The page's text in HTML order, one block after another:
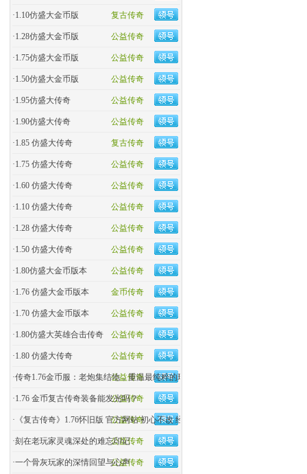
复古传奇
·1.10仿盛大金币版
公益传奇
·1.28仿盛大金币版
公益传奇
·1.75仿盛大金币版
公益传奇
·1.50仿盛大金币版
公益传奇
·1.95仿盛大传奇
公益传奇
·1.90仿盛大传奇
复古传奇
·1.85 仿盛大传奇
公益传奇
·1.75 仿盛大传奇
公益传奇
·1.60 仿盛大传奇
公益传奇
·1.10 仿盛大传奇
公益传奇
·1.28 仿盛大传奇
公益传奇
·1.50 仿盛大传奇
公益传奇
·1.80仿盛大金币版本
金币传奇
·1.76 仿盛大金币版本
公益传奇
·1.70 仿盛大金币版本
公益传奇
·1.80仿盛大英雄合击传奇
公益传奇
·1.80 仿盛大传奇
公益传奇
·传奇1.76金币服：老炮集结地，重温最纯粹的玛法热血！
公益传奇
·1.76 金币复古传奇装备能发光吗？
公益传奇
· 《复古传奇》1.76怀旧版 官方网站 初心不改 经典回归
公益传奇
·刻在老玩家灵魂深处的难忘印记
公益传奇
·一个骨灰玩家的深情回望与心声